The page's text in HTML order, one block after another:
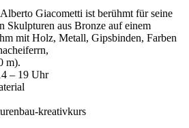
Giacometti ist berühmt für seine
Skulpturen aus Bronze auf einem
mit Holz, Metall, Gipsbinden, Farben
m).
– 19 Uhr